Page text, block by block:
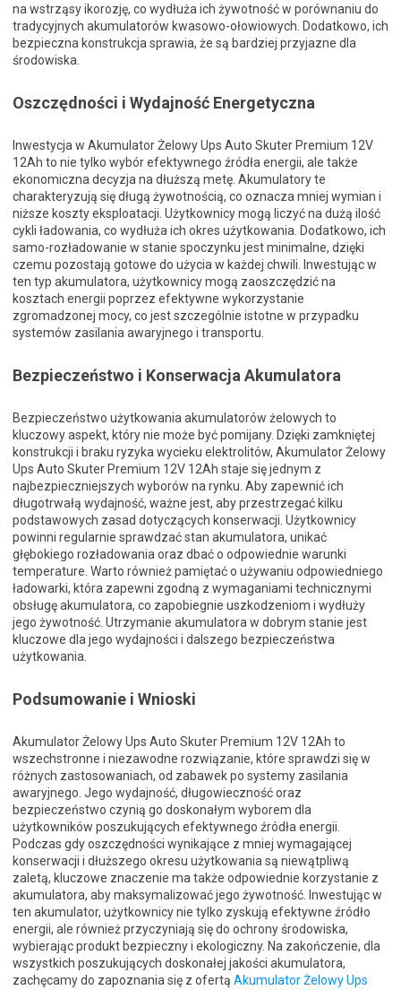
na wstrząsy ikorozję, co wydłuża ich żywotność w porównaniu do
tradycyjnych akumulatorów kwasowo-ołowiowych. Dodatkowo, ich
bezpieczna konstrukcja sprawia, że są bardziej przyjazne dla
środowiska.
Oszczędności i Wydajność Energetyczna
Inwestycja w Akumulator Żelowy Ups Auto Skuter Premium 12V
12Ah to nie tylko wybór efektywnego źródła energii, ale także
ekonomiczna decyzja na dłuższą metę. Akumulatory te
charakteryzują się długą żywotnością, co oznacza mniej wymian i
niższe koszty eksploatacji. Użytkownicy mogą liczyć na dużą ilość
cykli ładowania, co wydłuża ich okres użytkowania. Dodatkowo, ich
samo-rozładowanie w stanie spoczynku jest minimalne, dzięki
czemu pozostają gotowe do użycia w każdej chwili. Inwestując w
ten typ akumulatora, użytkownicy mogą zaoszczędzić na
kosztach energii poprzez efektywne wykorzystanie
zgromadzonej mocy, co jest szczególnie istotne w przypadku
systemów zasilania awaryjnego i transportu.
Bezpieczeństwo i Konserwacja Akumulatora
Bezpieczeństwo użytkowania akumulatorów żelowych to
kluczowy aspekt, który nie może być pomijany. Dzięki zamkniętej
konstrukcji i braku ryzyka wycieku elektrolitów, Akumulator Żelowy
Ups Auto Skuter Premium 12V 12Ah staje się jednym z
najbezpieczniejszych wyborów na rynku. Aby zapewnić ich
długotrwałą wydajność, ważne jest, aby przestrzegać kilku
podstawowych zasad dotyczących konserwacji. Użytkownicy
powinni regularnie sprawdzać stan akumulatora, unikać
głębokiego rozładowania oraz dbać o odpowiednie warunki
temperature. Warto również pamiętać o używaniu odpowiedniego
ładowarki, która zapewni zgodną z wymaganiami technicznymi
obsługę akumulatora, co zapobiegnie uszkodzeniom i wydłuży
jego żywotność. Utrzymanie akumulatora w dobrym stanie jest
kluczowe dla jego wydajności i dalszego bezpieczeństwa
użytkowania.
Podsumowanie i Wnioski
Akumulator Żelowy Ups Auto Skuter Premium 12V 12Ah to
wszechstronne i niezawodne rozwiązanie, które sprawdzi się w
różnych zastosowaniach, od zabawek po systemy zasilania
awaryjnego. Jego wydajność, długowieczność oraz
bezpieczeństwo czynią go doskonałym wyborem dla
użytkowników poszukujących efektywnego źródła energii.
Podczas gdy oszczędności wynikające z mniej wymagającej
konserwacji i dłuższego okresu użytkowania są niewątpliwą
zaletą, kluczowe znaczenie ma także odpowiednie korzystanie z
akumulatora, aby maksymalizować jego żywotność. Inwestując w
ten akumulator, użytkownicy nie tylko zyskują efektywne źródło
energii, ale również przyczyniają się do ochrony środowiska,
wybierając produkt bezpieczny i ekologiczny. Na zakończenie, dla
wszystkich poszukujących doskonałej jakości akumulatora,
zachęcamy do zapoznania się z ofertą Akumulator Żelowy Ups